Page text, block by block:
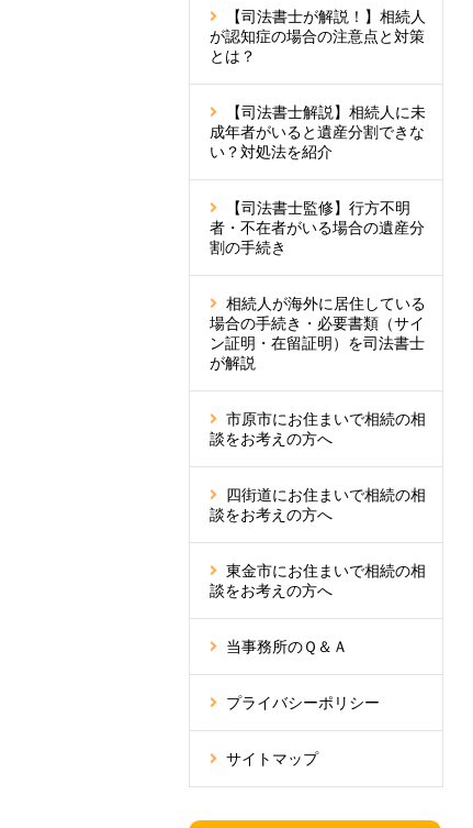
【司法書士が解説！】相続人
が認知症の場合の注意点と対策
とは？
【司法書士解説】相続人に未
成年者がいると遺産分割できな
い？対処法を紹介
【司法書士監修】行方不明
者・不在者がいる場合の遺産分
割の手続き
相続人が海外に居住している
場合の手続き・必要書類（サイ
ン証明・在留証明）を司法書士
が解説
市原市にお住まいで相続の相
談をお考えの方へ
四街道にお住まいで相続の相
談をお考えの方へ
東金市にお住まいで相続の相
談をお考えの方へ
当事務所のＱ＆Ａ
プライバシーポリシー
サイトマップ